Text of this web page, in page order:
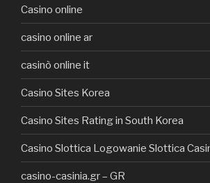
Casino online
casino online ar
casinò online it
Casino Sites Korea
Casino Sites Rating in South Korea
Casino Slottica Logowanie Slottica
casino-casinia.gr – GR